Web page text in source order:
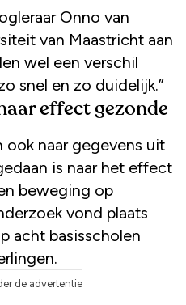
Onno van
van Maastricht aan
wel een verschil
snel en zo duidelijk.”
effect gezonde
ook naar gegevens uit
is naar het effect
beweging op
vond plaats
acht basisscholen
de advertentie